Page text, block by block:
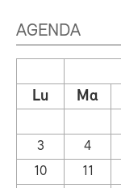
AGENDA
Lu Ma
3
4
10
11